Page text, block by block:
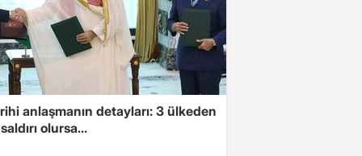
anlaşmanın detayları: 3 ülkeden
olursa...